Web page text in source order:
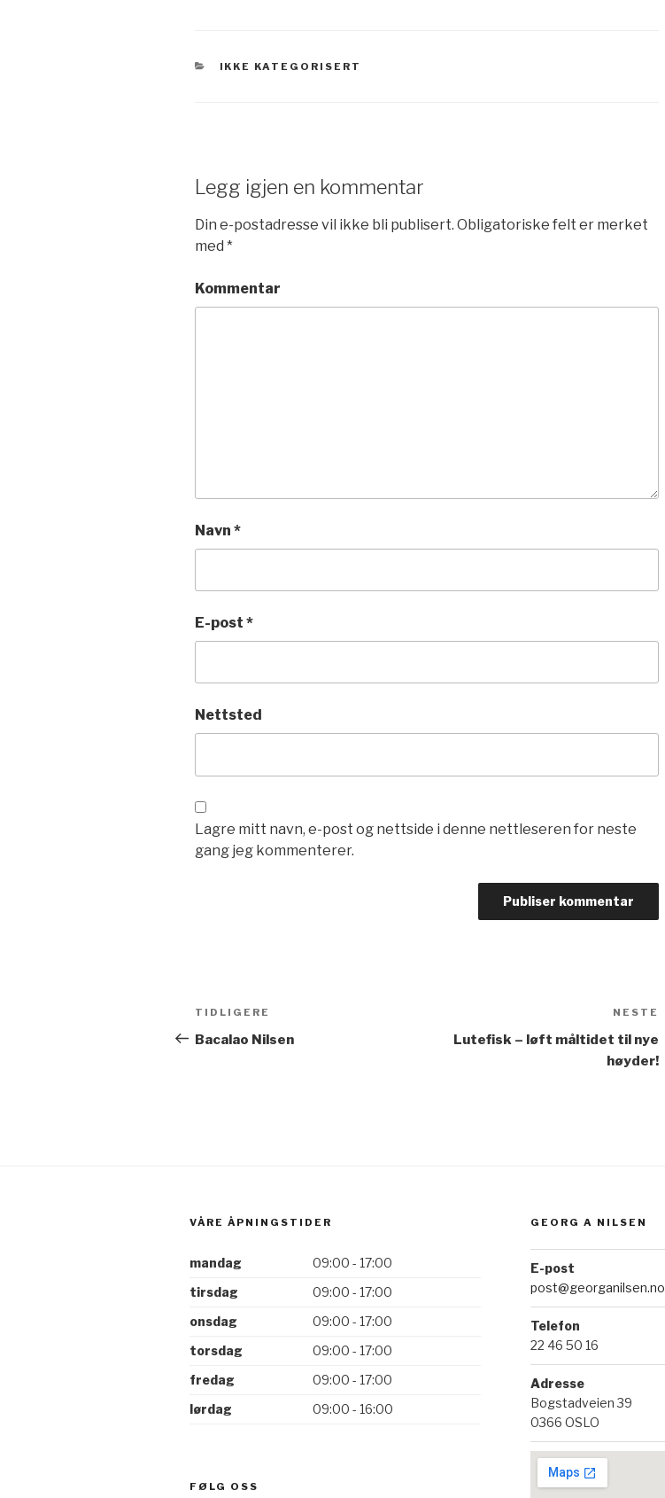
KATEGORIER
IKKE KATEGORISERT
Legg igjen en kommentar
Din e-postadresse vil ikke bli publisert. Obligatoriske felt er merket
med *
Kommentar
Navn *
E-post *
Nettsted
Lagre mitt navn, e-post og nettside i denne nettleseren for neste
gang jeg kommenterer.
Innleggsnavigasjon
Forrige
innlegg
TIDLIGERE
Bacalao Nilsen
NESTE
Lutefisk – løft måltidet til nye
høyder!
VÅRE ÅPNINGSTIDER
mandag
09:00 - 17:00
tirsdag
09:00 - 17:00
onsdag
09:00 - 17:00
torsdag
09:00 - 17:00
fredag
09:00 - 17:00
lørdag
09:00 - 16:00
FØLG OSS
GEORG A NILSEN
E-post
post@georganilsen.no
Telefon
22 46 50 16
Adresse
Bogstadveien 39
0366 OSLO